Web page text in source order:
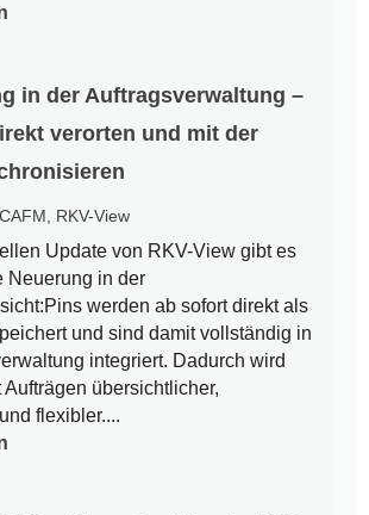
in der Auftragsverwaltung –
verorten und mit der
CAFM RKV-View
Update von RKV-View gibt es
Neuerung in der
werden ab sofort direkt als
und sind damit vollständig in
integriert. Dadurch wird
Aufträgen übersichtlicher,
flexibler....